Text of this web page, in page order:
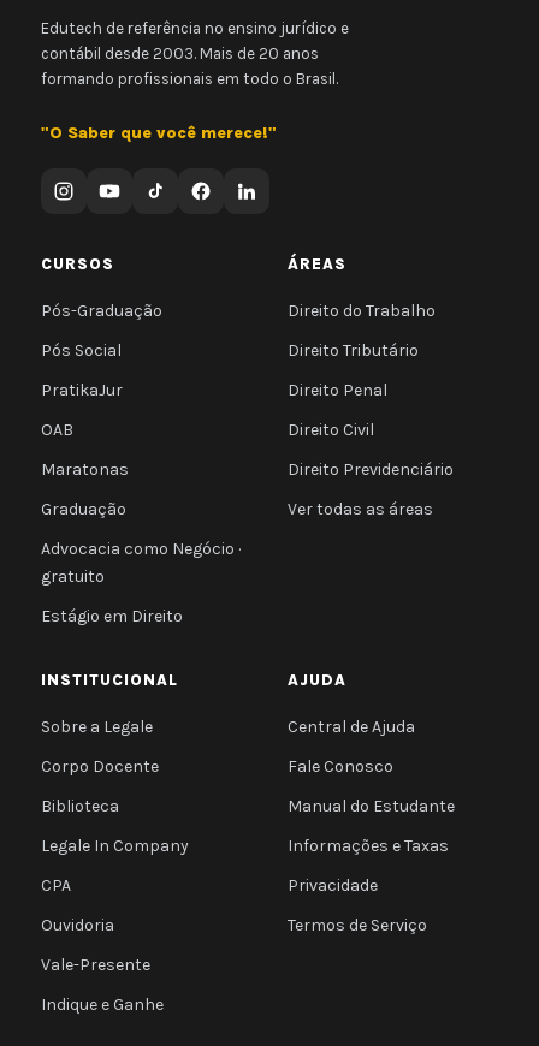
Edutech de referência no ensino jurídico e
contábil desde 2003. Mais de 20 anos
formando profissionais em todo o Brasil.
"O Saber que você merece!"
CURSOS
Pós-Graduação
Pós Social
PratikaJur
OAB
Maratonas
Graduação
Advocacia como Negócio ·
gratuito
Estágio em Direito
ÁREAS
Direito do Trabalho
Direito Tributário
Direito Penal
Direito Civil
Direito Previdenciário
Ver todas as áreas
INSTITUCIONAL
Sobre a Legale
Corpo Docente
Biblioteca
Legale In Company
CPA
Ouvidoria
Vale-Presente
Indique e Ganhe
AJUDA
Central de Ajuda
Fale Conosco
Manual do Estudante
Informações e Taxas
Privacidade
Termos de Serviço